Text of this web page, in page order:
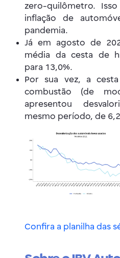
zero-quilômetro.
inflação de
pandemia.
Já em agosto de
média da cesta de
para 13,0%.
Por sua vez, a
combustão (de
apresentou
mesmo período, de
Confira a planilha das